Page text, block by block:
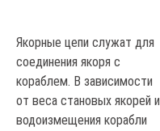
Якорные цепи служат для
соединения якоря с
кораблем. В зависимости
от веса становых якорей и
водоизмещения корабли